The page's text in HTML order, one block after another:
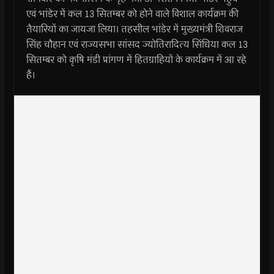
एवं भांडेर में कल 13 सितम्बर को होने वाले विशाल कार्यक्रम की
तैयारियों का जायजा लिया। तहसील भांडेर में मुख्यमंत्री शिवराज
सिंह चौहान एवं राज्यसभा सांसद ज्योतिरादित्य सिंधिया कल 13
सितम्बर को कृषि मंडी प्रांगण में हितग्राहियों के कार्यक्रम में आ रहे
हैं।